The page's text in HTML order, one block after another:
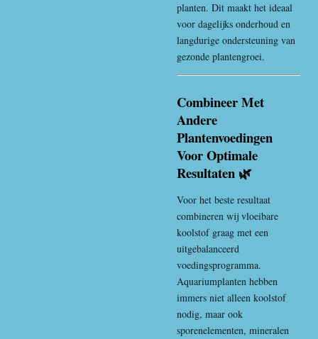
planten. Dit maakt het ideaal
voor dagelijks onderhoud en
langdurige ondersteuning van
gezonde plantengroei.
Combineer Met
Andere
Plantenvoedingen
Voor Optimale
Resultaten 🌿
Voor het beste resultaat
combineren wij vloeibare
koolstof graag met een
uitgebalanceerd
voedingsprogramma.
Aquariumplanten hebben
immers niet alleen koolstof
nodig, maar ook
sporenelementen, mineralen